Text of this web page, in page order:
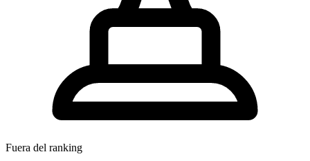
Fuera del ranking